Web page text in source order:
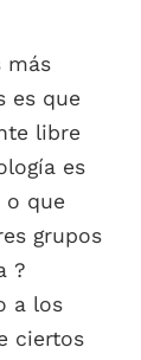
más
es que
libre
es
o que
grupos
?
a los
ciertos